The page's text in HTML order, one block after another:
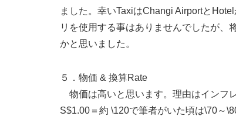
ました。幸いTaxiはChangi Airportと
リを使用する事はありませんでしたが、
かと思いました。
５．物価 & 換算Rate
物価は高いと思います。理由はインフ
S$1.00＝約 \120で筆者がいた頃は\70～